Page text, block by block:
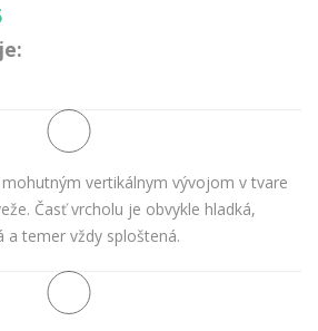
vertikálnym vývojom v tvare
Časť vrcholu je obvykle hladká,
a temer vždy sploštená.